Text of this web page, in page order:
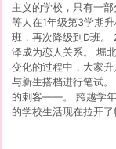
主义的学校，只有一
等人在1年级第3学期
班，再次降级到D班。
泽成为恋人关系。 堀
变化的过程中，大家
与新生搭档进行笔试
的刺客——。 跨越学年
的学校生活现在拉开了